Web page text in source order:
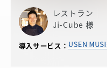
レストラン
Ji-Cube 様
導入サービス： USEN